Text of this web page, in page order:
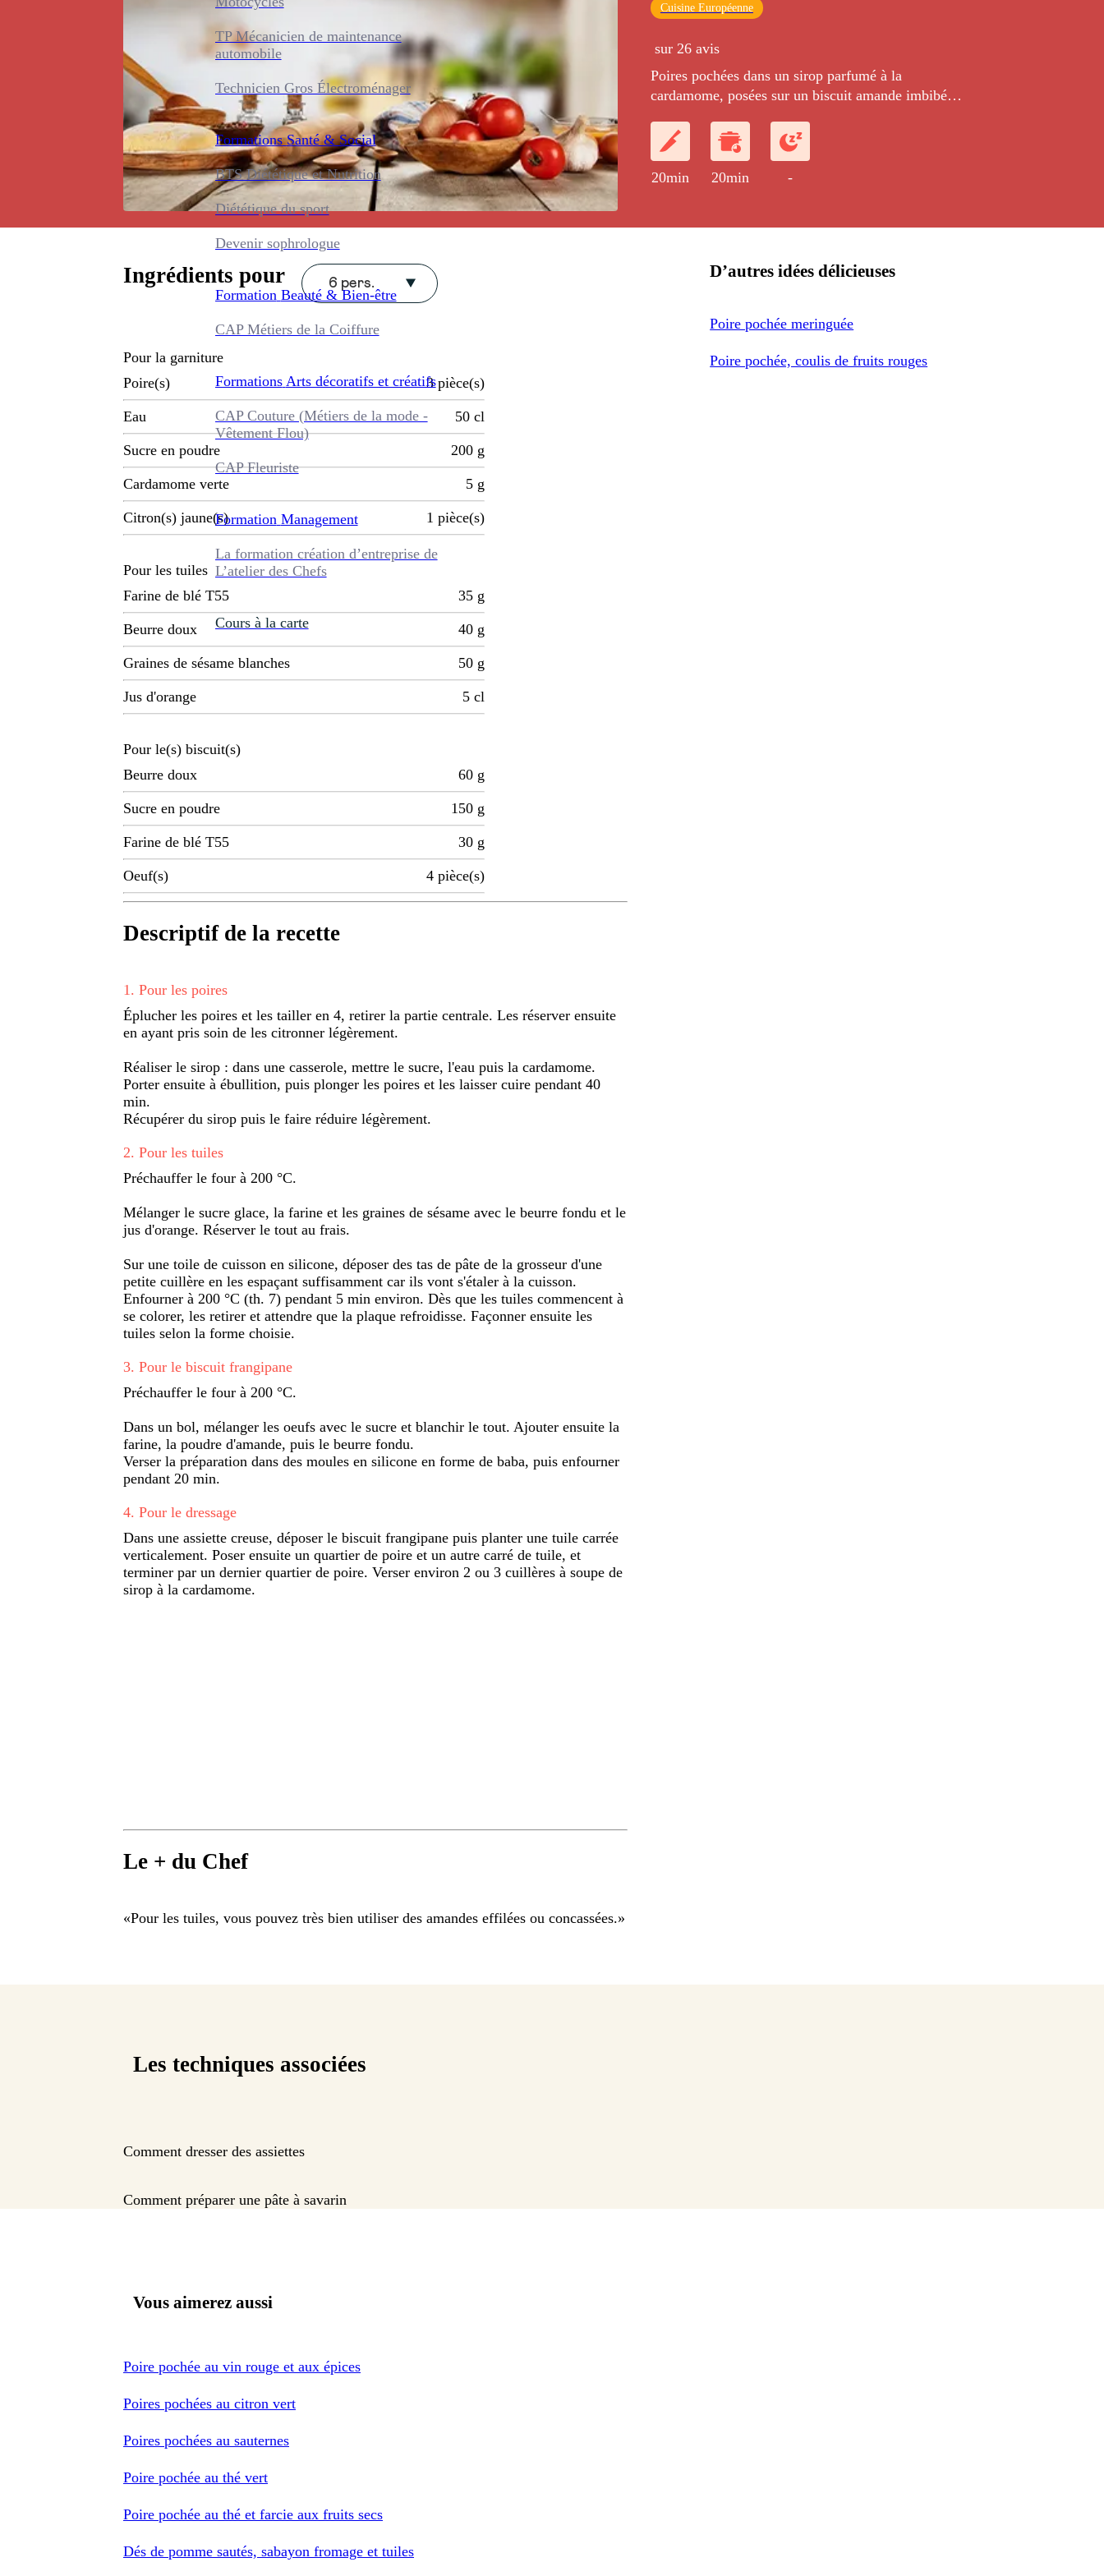
TP Mécanicien de maintenance
automobile
Technicien Gros Électroménager
Formations Santé & Social
BTS Diététique et Nutrition
Diététique du sport
Devenir sophrologue
Formation Beauté & Bien-être
CAP Métiers de la Coiffure
Formations Arts décoratifs et créatifs
CAP Couture (Métiers de la mode -
Vêtement Flou)
CAP Fleuriste
Formation Management
La formation création d’entreprise de
L’atelier des Chefs
Cours à la carte
Cuisine Européenne
sur 26 avis
Poires pochées dans un sirop parfumé à la
cardamome, posées sur un biscuit amande imbibé
20min 20min -
Ingrédients pour 6 pers.
Pour la garniture
Poire(s)
3 pièce(s)
Eau 50 cl
Sucre en poudre 200 g
Cardamome verte 5 g
Citron(s) jaune(s) 1 pièce(s)
Pour les tuiles
Farine de blé T55
35 g
Beurre doux 40 g
Graines de sésame blanches 50 g
Jus d'orange 5 cl
Pour le(s) biscuit(s)
Beurre doux
60 g
Sucre en poudre 150 g
Farine de blé T55 30 g
Oeuf(s) 4 pièce(s)
Descriptif de la recette
1 . Pour les poires
Éplucher les poires et les tailler en 4, retirer la partie centrale. Les réserver ensuite
en ayant pris soin de les citronner légèrement.
Réaliser le sirop : dans une casserole, mettre le sucre, l'eau puis la cardamome.
Porter ensuite à ébullition, puis plonger les poires et les laisser cuire pendant 40
min.
Récupérer du sirop puis le faire réduire légèrement.
2. Pour les tuiles
Préchauffer le four à 200 °C.
Mélanger le sucre glace, la farine et les graines de sésame avec le beurre fondu et le
jus d'orange. Réserver le tout au frais.
Sur une toile de cuisson en silicone, déposer des tas de pâte de la grosseur d'une
petite cuillère en les espaçant suffisamment car ils vont s'étaler à la cuisson.
Enfourner à 200 °C (th. 7) pendant 5 min environ. Dès que les tuiles commencent à
se colorer, les retirer et attendre que la plaque refroidisse. Façonner ensuite les
tuiles selon la forme choisie.
3. Pour le biscuit frangipane
Préchauffer le four à 200 °C.
Dans un bol, mélanger les oeufs avec le sucre et blanchir le tout. Ajouter ensuite la
farine, la poudre d'amande, puis le beurre fondu.
Verser la préparation dans des moules en silicone en forme de baba, puis enfourner
pendant 20 min.
4. Pour le dressage
Dans une assiette creuse, déposer le biscuit frangipane puis planter une tuile carrée
verticalement. Poser ensuite un quartier de poire et un autre carré de tuile, et
terminer par un dernier quartier de poire. Verser environ 2 ou 3 cuillères à soupe de
sirop à la cardamome.
Le + du Chef
«Pour les tuiles, vous pouvez très bien utiliser des amandes effilées ou concassées.»
D’autres idées délicieuses
Poire pochée meringuée
Poire pochée, coulis de fruits rouges
Les techniques associées
Comment dresser des assiettes
Comment préparer une pâte à savarin
Vous aimerez aussi
Poire pochée au vin rouge et aux épices
Poires pochées au citron vert
Poires pochées au sauternes
Poire pochée au thé vert
Poire pochée au thé et farcie aux fruits secs
Dés de pomme sautés, sabayon fromage et tuiles